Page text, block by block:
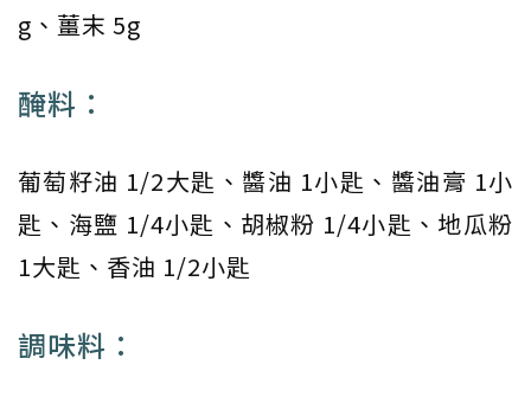
g、薑末 5g
醃料：
葡萄籽油 1/2大匙、醬油 1小匙、醬油膏 1小
匙、海鹽 1/4小匙、胡椒粉 1/4小匙、地瓜粉
1大匙、香油 1/2小匙
調味料：